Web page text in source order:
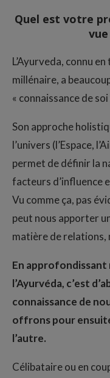
Quel est votre
vue
L’Ayurveda, connu
millénaire, a
« connaissance de
Son approche
l’univers (l’Espace,
permet de définir la
facteurs d’influence
Vu comme ça, pas
peut nous apporter
matière de relations,
En approfondissant
l’Ayurvéda, c’est
connaissance de
offrons pour
l’autre.
Célibataire ou en